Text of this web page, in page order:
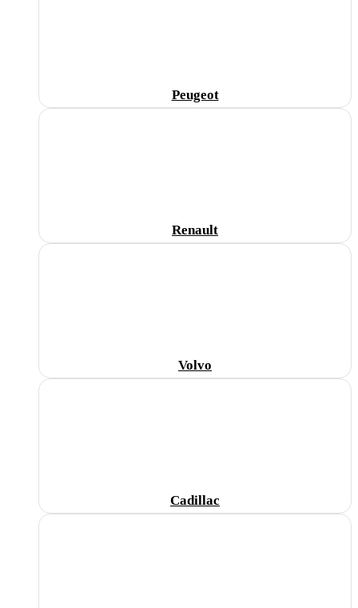
Peugeot
Renault
Volvo
Cadillac